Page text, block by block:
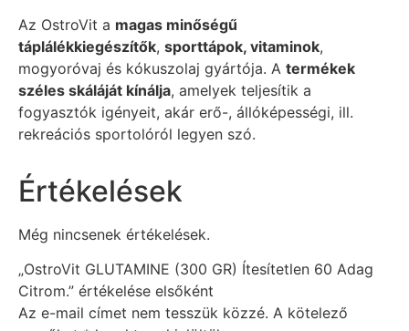
Az OstroVit a magas minőségű
táplálékkiegészítők, sporttápok, vitaminok,
mogyoróvaj és kókuszolaj gyártója. A termékek
széles skáláját kínálja, amelyek teljesítik a
fogyasztók igényeit, akár erő-, állóképességi, ill.
rekreációs sportolóról legyen szó.
Értékelések
Még nincsenek értékelések.
„OstroVit GLUTAMINE (300 GR) Ítesítetlen 60 Adag
Citrom.” értékelése elsőként
Az e-mail címet nem tesszük közzé. A kötelező